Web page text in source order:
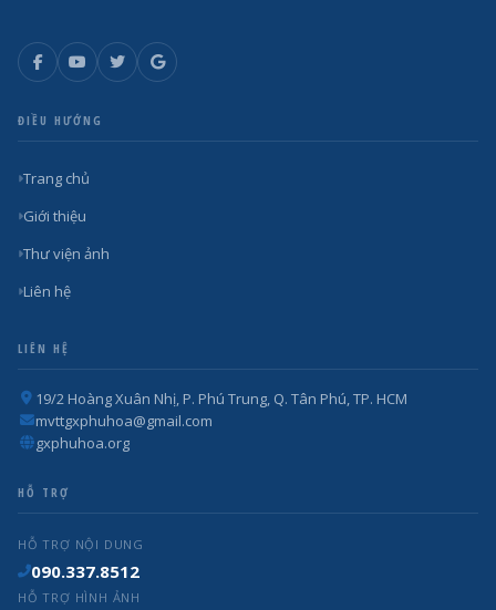
ĐIỀU HƯỚNG
Trang chủ
Giới thiệu
Thư viện ảnh
Liên hệ
LIÊN HỆ
19/2 Hoàng Xuân Nhị, P. Phú Trung, Q. Tân Phú, TP. HCM
mvttgxphuhoa@gmail.com
gxphuhoa.org
HỖ TRỢ
HỖ TRỢ NỘI DUNG
090.337.8512
HỖ TRỢ HÌNH ẢNH